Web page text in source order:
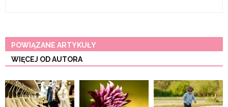
POWIĄZANE ARTYKUŁY
WIĘCEJ OD AUTORA